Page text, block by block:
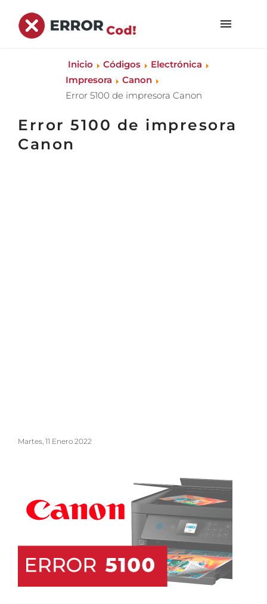
Inicio Códigos
Electrónica
Impresora
Canon
Error 5100 de impresora Canon
Error 5100 de impresora
Canon
Martes, 11 Enero 2022